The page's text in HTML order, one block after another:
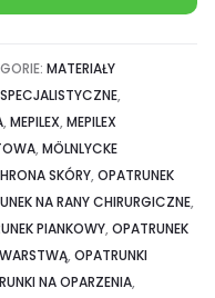
MATERIAŁY
,
,MEPILEX,MEPILEX
,MÖLNLYCKE
SKÓRY,OPATRUNEK
NA RANY CHIRURGICZNE,
PIANKOWY,OPATRUNEK
,OPATRUNKI
NA OPARZENIA,